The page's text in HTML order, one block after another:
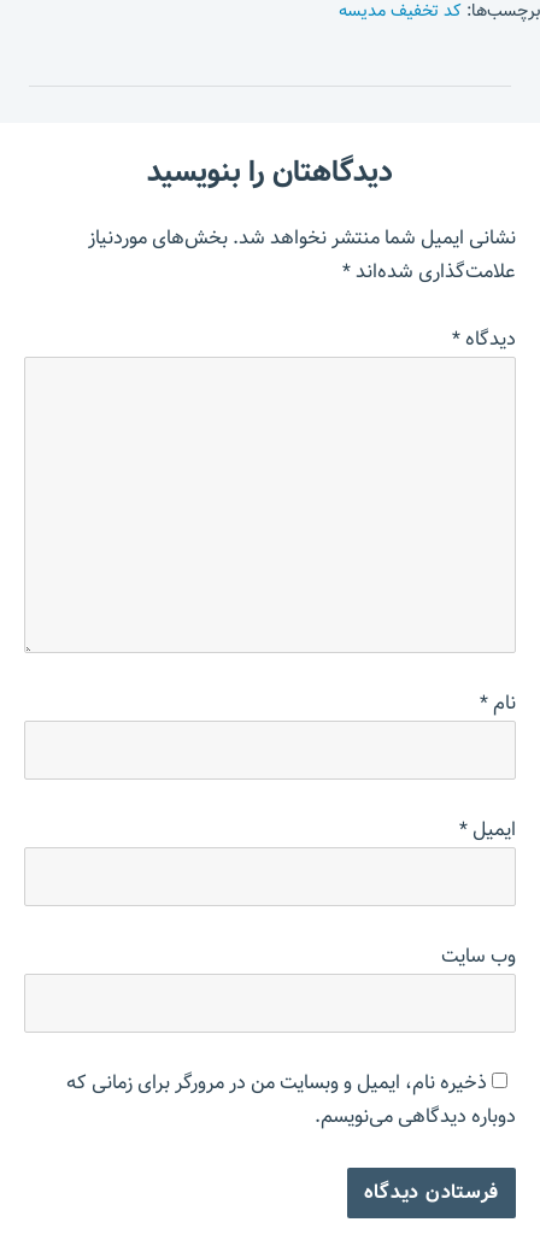
برچسب‌ها: کد تخفیف مدیسه
دیدگاهتان را بنویسید
نشانی ایمیل شما منتشر نخواهد شد.بخش‌های موردنیاز
علامت‌گذاری شده‌اند*
دیدگاه*
نام*
ایمیل*
وب‌ سایت
ذخیره نام، ایمیل و وبسایت من در مرورگر برای زمانی که
دوباره دیدگاهی می‌نویسم.